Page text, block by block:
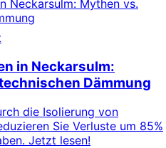
in Neckarsulm:
Dämmung
die Isolierung von
Sie Verluste um 85%
Jetzt lesen!